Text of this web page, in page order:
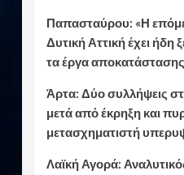
Παπασταύρου: «Η
Δυτική Αττική έχει ήδη
τα έργα αποκατάστασης
Άρτα: Δύο συλλήψεις
μετά από έκρηξη και
μετασχηματιστή
Λαϊκή Αγορά: